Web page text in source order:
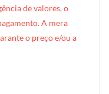
de valores, o
A mera
o preço e/ou a